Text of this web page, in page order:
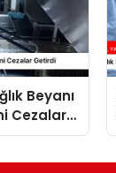
Beyanı
Cezalar